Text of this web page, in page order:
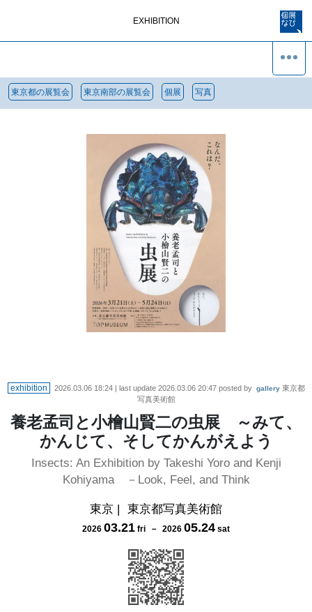
EXHIBITION
東京都の展覧会 東京南部の展覧会 個展 写真
exhibition 2026.03.06 18:24| last update 2026.03.06 20:47posted by gallery 東京都
写真美術館
養老孟司と小檜山賢二の虫展 ～みて、
かんじて、そしてかんがえよう
Insects: An Exhibition by Takeshi Yoro and Kenji
Kohiyama －Look, Feel, and Think
東京 | 東京都写真美術館
2026 03.21 fri － 2026 05.24 sat